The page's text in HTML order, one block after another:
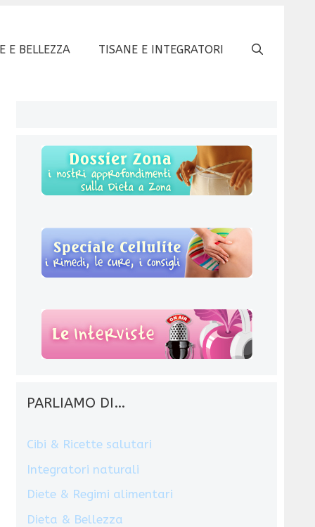
E BELLEZZA TISANE E INTEGRATORI
PARLIAMO DI…
Cibi & Ricette salutari
Integratori naturali
Diete & Regimi alimentari
Dieta & Bellezza